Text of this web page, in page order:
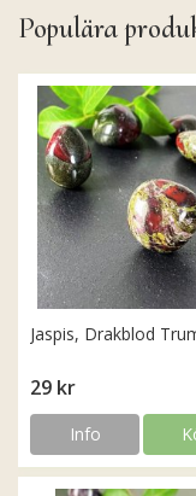
Populära
Jaspis, Drakblod
29 kr
Info